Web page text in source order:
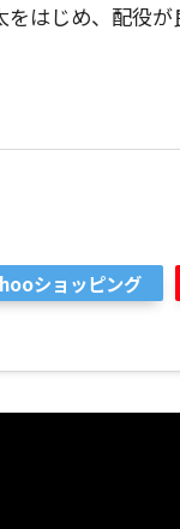
はじめ、配役が
ショッピング